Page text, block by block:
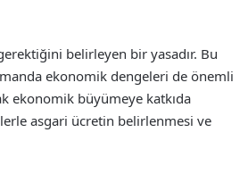
belirleyen bir yasadır. Bu
ekonomik dengeleri de önemli
ekonomik büyümeye katkıda
asgari ücretin belirlenmesi ve